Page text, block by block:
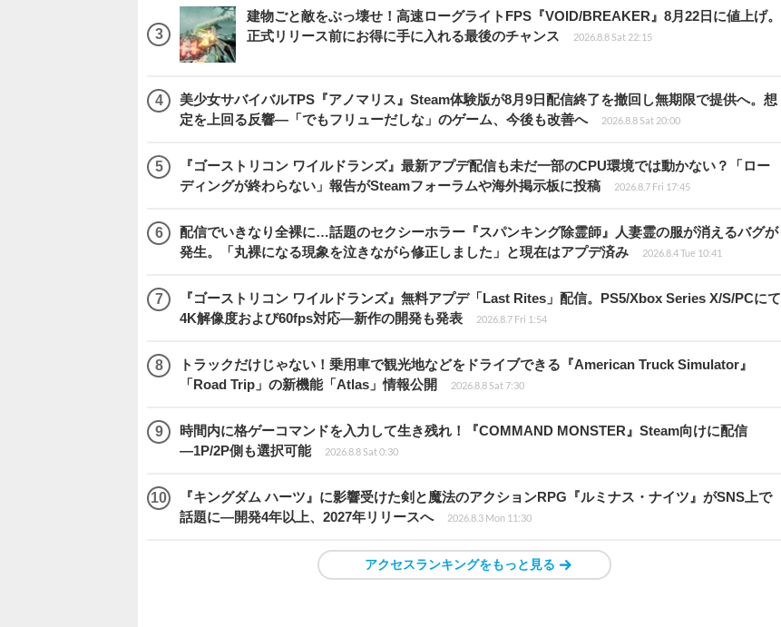
建物ごと敵をぶっ壊せ！高速ローグライトFPS『VOID/BREAKER』8月22日に値上げ。
正式リリース前にお得に手に入れる最後のチャンス
2026.8.8 Sat 22:15
美少女サバイバルTPS『アノマリス』Steam体験版が8月9日配信終了を撤回し無期限で提供へ。想
定を上回る反響―「でもフリューだしな」のゲーム、今後も改善へ
2026.8.8 Sat 20:00
『ゴーストリコン ワイルドランズ』最新アプデ配信も未だ一部のCPU環境では動かない？「ロー
ディングが終わらない」報告がSteamフォーラムや海外掲示板に投稿
2026.8.7 Fri 17:45
配信でいきなり全裸に…話題のセクシーホラー『スパンキング除霊師』人妻霊の服が消えるバグが
発生。「丸裸になる現象を泣きながら修正しました」と現在はアプデ済み
2026.8.4 Tue 10:41
『ゴーストリコン ワイルドランズ』無料アプデ「Last Rites」配信。PS5/Xbox Series X/S/PCにて
4K解像度および60fps対応―新作の開発も発表
2026.8.7 Fri 1:54
トラックだけじゃない！乗用車で観光地などをドライブできる『American Truck Simulator』
「Road Trip」の新機能「Atlas」情報公開
2026.8.8 Sat 7:30
時間内に格ゲーコマンドを入力して生き残れ！『COMMAND MONSTER』Steam向けに配信
―1P/2P側も選択可能
2026.8.8 Sat 0:30
『キングダム ハーツ』に影響受けた剣と魔法のアクションRPG『ルミナス・ナイツ』がSNS上で
話題に―開発4年以上、2027年リリースへ
2026.8.3 Mon 11:30
アクセスランキングをもっと見る